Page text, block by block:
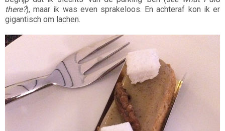
there?), maar ik was even sprakeloos. En achteraf kon ik er
gigantisch om lachen.